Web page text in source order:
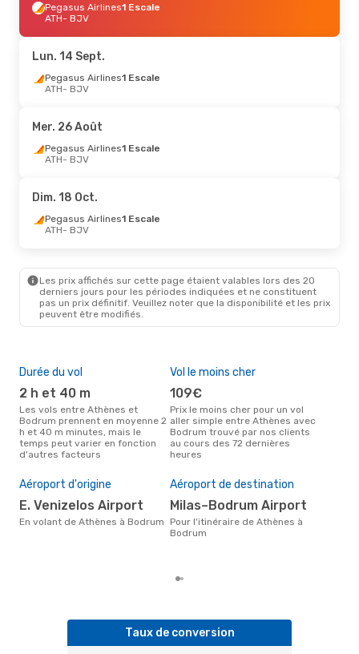
Pegasus Airlines1 Escale
ATH- BJV
BJV- ATH
Sam. 22 Août- Mer. 26 Août
Pegasus Airlines
BJV- ATH
Pegasus Airlines1 Escale
ATH- BJV
Lun. 14 Sept.
Pegasus Airlines1 Escale
ATH- BJV
Mer. 26 Août
Pegasus Airlines1 Escale
ATH- BJV
Dim. 18 Oct.
Pegasus Airlines1 Escale
ATH- BJV
Les prix affichés sur cette page étaient valables lors des 20
derniers jours pour les périodes indiquées et ne constituent
pas un prix définitif. Veuillez noter que la disponibilité et les prix
peuvent être modifiés.
Durée du vol
2 h et 40 m
Les vols entre Athènes et
Bodrum prennent en moyenne 2
h et 40 m minutes, mais le
temps peut varier en fonction
d'autres facteurs
Vol le moins cher
109€
Prix le moins cher pour un vol
aller simple entre Athènes avec
Bodrum trouvé par nos clients
au cours des 72 dernières
heures
Aéroport d'origine
E. Venizelos Airport
En volant de Athènes à Bodrum
Aéroport de destination
Milas–Bodrum Airport
Pour l'itinéraire de Athènes à
Bodrum
Taux de conversion